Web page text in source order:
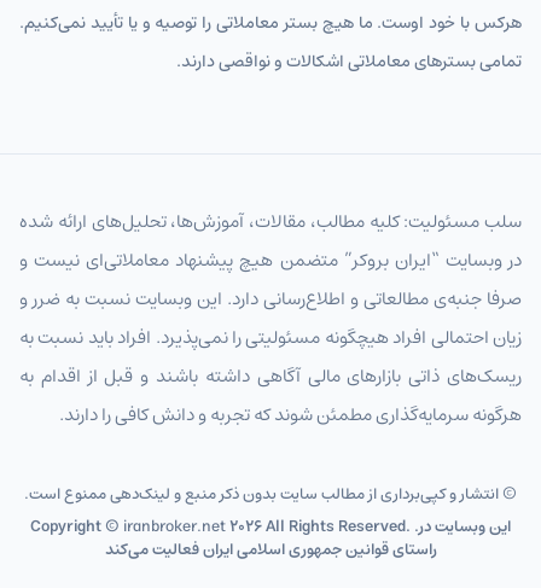
هرکس با خود اوست. ما هیچ بستر معاملاتی را توصیه و یا تأیید نمی‌کنیم.
تمامی بسترهای معاملاتی اشکالات و نواقصی دارند.
سلب مسئولیت: کلیه مطالب، مقالات، آموزش‌ها، تحلیل‌های ارائه شده
در وبسایت “ایران بروکر” متضمن هیچ پیشنهاد معاملاتی‌ای نیست و
صرفا جنبه‌ی مطالعاتی و اطلاع‌رسانی دارد. این وبسایت نسبت به ضرر و
زیان احتمالی افراد هیچگونه مسئولیتی را نمی‌پذیرد. افراد باید نسبت به
ریسک‌های ذاتی بازارهای مالی آگاهی داشته باشند و قبل از اقدام به
هرگونه سرمایه‌گذاری مطمئن شوند که تجربه و دانش کافی را دارند.
© انتشار و کپی‌برداری از مطالب سایت بدون ذکر منبع و لینک‌دهی ممنوع است.
Copyright © iranbroker.net2026 All Rights Reserved. .این وبسایت در
راستای قوانین جمهوری اسلامی ایران فعالیت می‌کند